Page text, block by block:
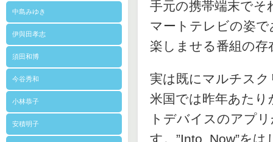
中島みゆき
伊與田孝志
須田和博
今谷秀和
小林恭子
安積明子
手元の携帯端末で
マートテレビの姿
楽しませる番組の
実は既にマルチス
米国では昨年あた
トデバイスのアプ
す。”Into_Now”を